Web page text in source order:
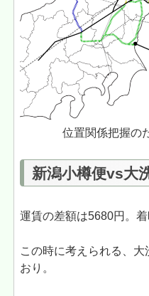
位置関係把握の
新潟小樽便vs大
運賃の差額は5680円。着
この時に考えられる、
おり。